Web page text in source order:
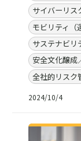
サイバーリス
モビリティ（
サステナビリ
安全文化醸成
全社的リスク
2024/10/4